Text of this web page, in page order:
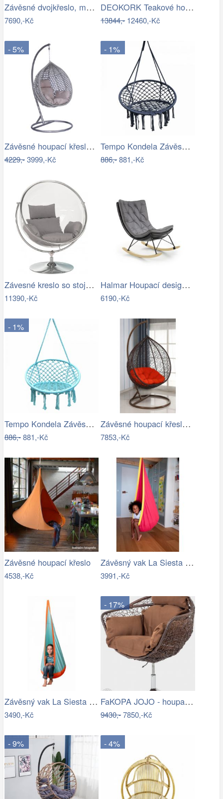
Závěsné dvojkřeslo, měděná/hnědá…
7690,-Kč
DEOKORK Teakové houpací křeslo STEFANO
13844,-12460,-Kč
- 5%
Závěsné houpací křeslo Houseland Imogen…
4229,-3999,-Kč
- 1%
Tempo Kondela Závěsné křeslo AMADO 2…
886,-881,-Kč
Závesné kreslo so stojanom,…
11390,-Kč
Halmar Houpací designové křeslo Indigo,…
6190,-Kč
- 1%
Tempo Kondela Závěsné křeslo AMADO 2…
886,-881,-Kč
Závěsné houpací křeslo - AX
7853,-Kč
Závěsné houpací křeslo
4538,-Kč
Závěsný vak La Siesta JOKI - IN
3991,-Kč
Závěsný vak La Siesta JOKI Outdoor - IN
3490,-Kč
- 17%
FaKOPA JOJO - houpací křeslo z ratanu…
9430,-7850,-Kč
- 9% - 4%